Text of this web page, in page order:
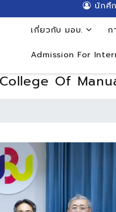
นักศึ
เกี่ยวกับ มอบ. ก
Admission For
College Of